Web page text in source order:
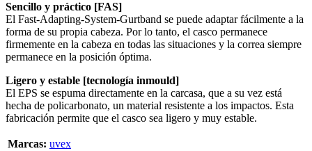
Sencillo y práctico [FAS]
El Fast-Adapting-System-Gurtband se puede adaptar fácilmente a la
forma de su propia cabeza. Por lo tanto, el casco permanece
firmemente en la cabeza en todas las situaciones y la correa siempre
permanece en la posición óptima.
Ligero y estable [tecnología inmould]
El EPS se espuma directamente en la carcasa, que a su vez está
hecha de policarbonato, un material resistente a los impactos. Esta
fabricación permite que el casco sea ligero y muy estable.
Marcas: uvex